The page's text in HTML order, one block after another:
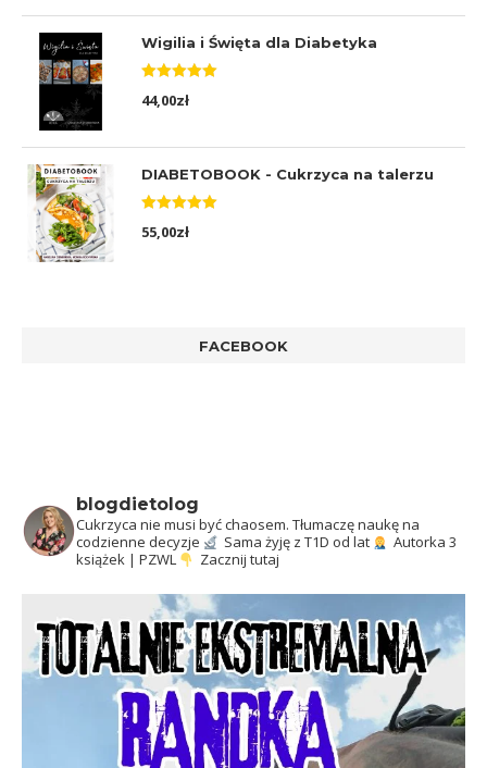
Wigilia i Święta dla Diabetyka
Oceniono
5.00na 5
44,00zł
DIABETOBOOK - Cukrzyca na talerzu
Oceniono
5.00na 5
55,00zł
FACEBOOK
blogdietolog
Cukrzyca nie musi być chaosem. Tłumaczę naukę na
codzienne decyzje
Sama żyję z T1D od lat
Autorka 3
książek | PZWL
Zacznij tutaj